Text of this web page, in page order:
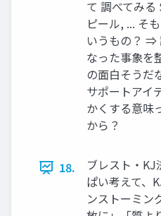
て 調べてみる
ピール, ... そ
いうもの？ ⇒
なった事象を
の⾯⽩そうだ
サポートアイ
かくする意味
から？
18.
ブレスト・
ぱい考えて、
ンストーミン